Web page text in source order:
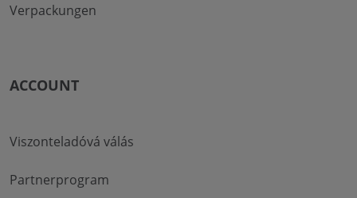
Verpackungen
ACCOUNT
Viszonteladóvá válás
Partnerprogram